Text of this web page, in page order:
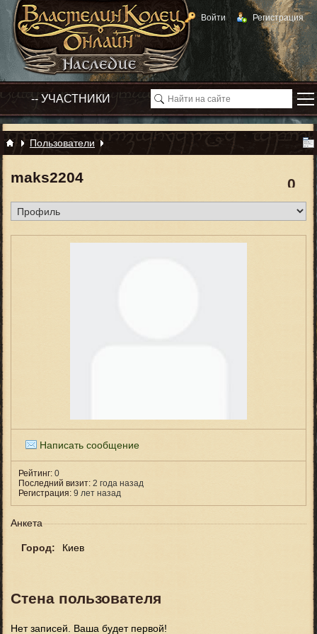
Войти Регистрация
Пользователи
0
maks2204
Написать сообщение
Рейтинг: 0
Последний визит: 2 года назад
Регистрация: 9 лет назад
Анкета
Город: Киев
Стена пользователя
Нет записей. Ваша будет первой!